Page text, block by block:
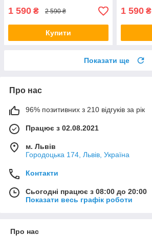
1 590 ₴ 2 590 ₴
Купити
1 590 ₴
Показати ще
Про нас
96% позитивних з 210 відгуків за рік
Працює з 02.08.2021
м. Львів
Городоцька 174, Львів, Україна
Контакти
Сьогодні працює з 08:00 до 20:00
Показати весь графік роботи
Про нас